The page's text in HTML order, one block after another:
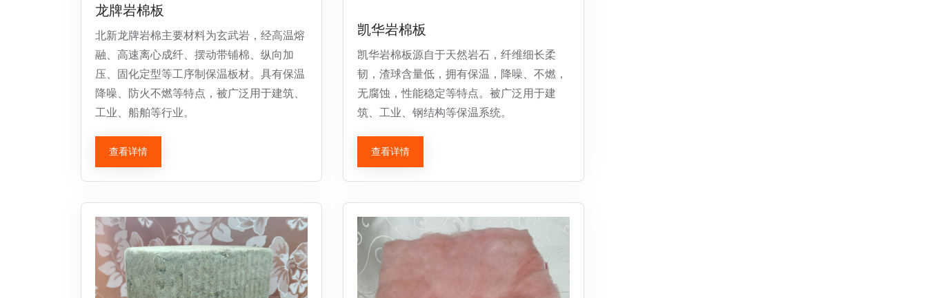
龙牌岩棉板
北新龙牌岩棉主要材料为玄武岩，经高温熔
融、高速离心成纤、摆动带铺棉、纵向加
压、固化定型等工序制保温板材。具有保温
降噪、防火不燃等特点，被广泛用于建筑、
工业、船舶等行业。
查看详情
凯华岩棉板
凯华岩棉板源自于天然岩石，纤维细长柔
韧，渣球含量低，拥有保温，降噪、不燃，
无腐蚀，性能稳定等特点。被广泛用于建
筑、工业、钢结构等保温系统。
查看详情